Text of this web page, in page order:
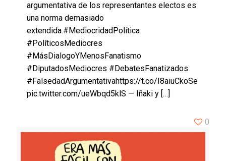
argumentativa de los representantes electos es
una norma demasiado
extendida.#MediocridadPolítica
#PolíticosMediocres
#MásDialogoYMenosFanatismo
#DiputadosMediocres #DebatesFanatizados
#FalsedadArgumentativahttps://t.co/I8aiuCkoSe
pic.twitter.com/ueWbqd5klS — Iñaki y […]
0